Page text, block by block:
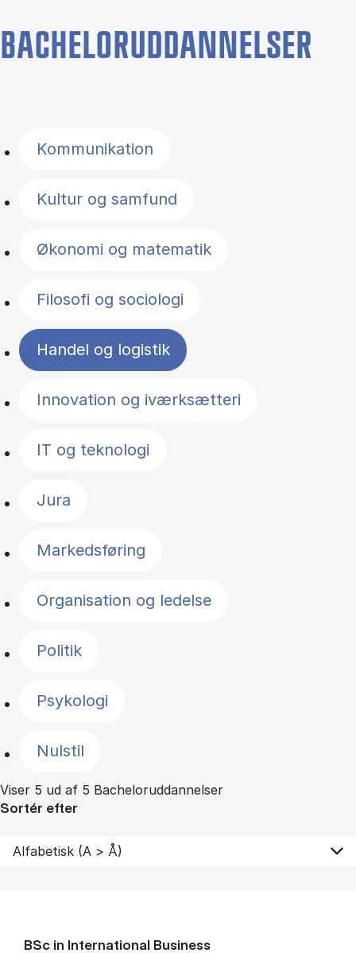
BACHELORUDDANNELSER
Kommunikation
Kultur og samfund
Økonomi og matematik
Filosofi og sociologi
Handel og logistik
Innovation og iværksætteri
IT og teknologi
Jura
Markedsføring
Organisation og ledelse
Politik
Psykologi
Nulstil
Viser 5 ud af 5 Bacheloruddannelser
Sortér efter
BSc in In­ter­na­tion­al Busi­ness